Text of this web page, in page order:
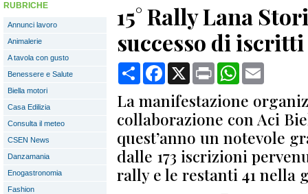
RUBRICHE
Annunci lavoro
Animalerie
A tavola con gusto
Benessere e Salute
Biella motori
Casa Edilizia
Consulta il meteo
CSEN News
Danzamania
Enogastronomia
Fashion
15° Rally Lana
successo di iscritti
CondividiFacebook
X Print WhatsApp
La manifestazione
collaborazione con Aci
quest’anno un notevole
dalle 173 iscrizioni
rally e le restanti 41 nella